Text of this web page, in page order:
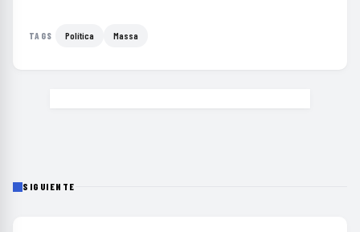
TAGS Política Massa
SIGUIENTE